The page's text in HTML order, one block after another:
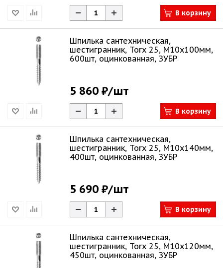
В корзину
Шпилька сантехническая,
шестигранник, Torx 25, М10x100мм,
600шт, оцинкованная, ЗУБР
5 860 ₽/шт
В корзину
Шпилька сантехническая,
шестигранник, Torx 25, М10x140мм,
400шт, оцинкованная, ЗУБР
5 690 ₽/шт
В корзину
Шпилька сантехническая,
шестигранник, Torx 25, М10x120мм,
450шт, оцинкованная, ЗУБР